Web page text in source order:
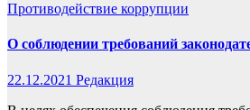
Противодействие коррупции
О соблюдении требований
22.12.2021 Редакция